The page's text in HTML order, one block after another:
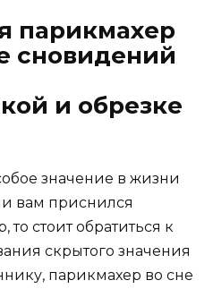
парикмахер
сновидений
и обрезке
значение в жизни
вам приснился
стоит обратиться к
скрытого значения
парикмахер во сне